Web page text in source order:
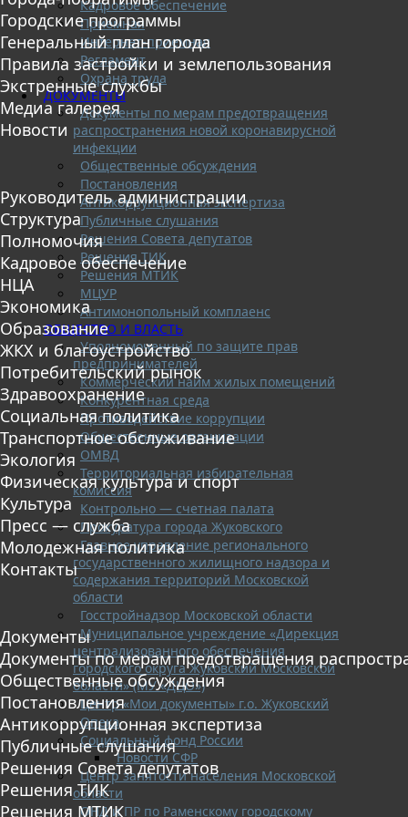
Кадровое обеспечение
Приемная
Интернет-приемная
Регламент
Охрана труда
ДОКУМЕНТЫ
Документы по мерам предотвращения
распространения новой коронавирусной
инфекции
Общественные обсуждения
Постановления
Антикоррупционная экспертиза
Публичные слушания
Решения Совета депутатов
Решения ТИК
Решения МТИК
МЦУР
Антимонопольный комплаенс
ОБЩЕСТВО И ВЛАСТЬ
Уполномоченный по защите прав
предпринимателей
Коммерческий найм жилых помещений
Конкурентная среда
Противодействие коррупции
Общественные организации
ОМВД
Территориальная избирательная
комиссия
Контрольно — счетная палата
Прокуратура города Жуковского
Главное управление регионального
государственного жилищного надзора и
содержания территорий Московской
области
Госстройнадзор Московской области
Муниципальное учреждение «Дирекция
централизованного обеспечения
городского округа Жуковский Московской
области» (МУ «ДЦО»)
Центр «Мои документы» г.о. Жуковский
Опека
Социальный фонд России
Новости СФР
Центр занятости населения Московской
области
ОНД и ПР по Раменскому городскому
Городские программы
Генеральный план города
Правила застройки и землепользования
Экстренные службы
Медиа галерея
Новости
Руководитель администрации
Структура
Полномочия
Кадровое обеспечение
НЦА
Экономика
Образование
ЖКХ и благоустройство
Потребительский рынок
Здравоохранение
Социальная политика
Транспортное обслуживание
Экология
Физическая культура и спорт
Культура
Пресс — служба
Молодежная политика
Контакты
Документы
Документы по мерам предотвращения
Общественные обсуждения
Постановления
Антикоррупционная экспертиза
Публичные слушания
Решения Совета депутатов
Решения ТИК
Решения МТИК